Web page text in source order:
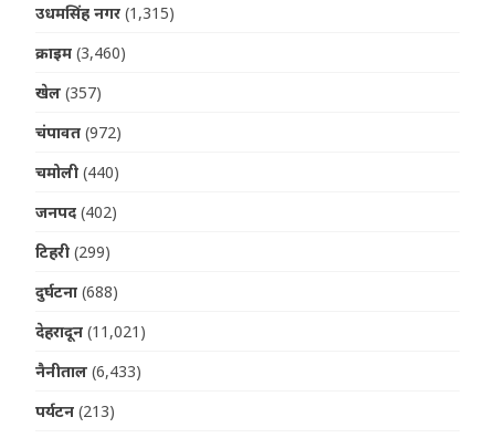
उधमसिंह नगर (1,315)
क्राइम (3,460)
खेल (357)
चंपावत (972)
चमोली (440)
जनपद (402)
टिहरी (299)
दुर्घटना (688)
देहरादून (11,021)
नैनीताल (6,433)
पर्यटन (213)